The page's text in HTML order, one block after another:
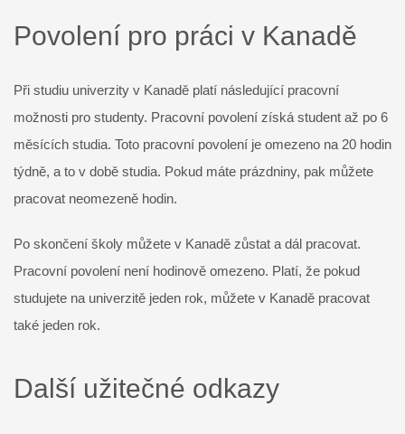
Povolení pro práci v Kanadě
Při studiu univerzity v Kanadě platí následující pracovní
možnosti pro studenty. Pracovní povolení získá student až po 6
měsících studia. Toto pracovní povolení je omezeno na 20 hodin
týdně, a to v době studia. Pokud máte prázdniny, pak můžete
pracovat neomezeně hodin.
Po skončení školy můžete v Kanadě zůstat a dál pracovat.
Pracovní povolení není hodinově omezeno. Platí, že pokud
studujete na univerzitě jeden rok, můžete v Kanadě pracovat
také jeden rok.
Další užitečné odkazy